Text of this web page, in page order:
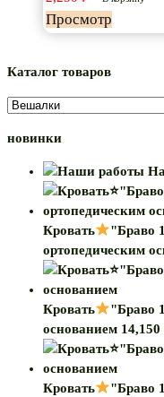
Просмотр
Каталог товаров
новинки
Кровать
"Браво
ортопедическим
Кровать
"Браво
основанием 14,150
Кровать
"Браво